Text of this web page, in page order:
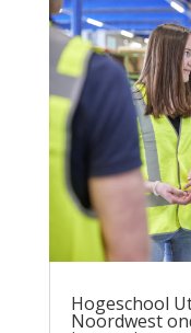
Hogeschool
Noordwest